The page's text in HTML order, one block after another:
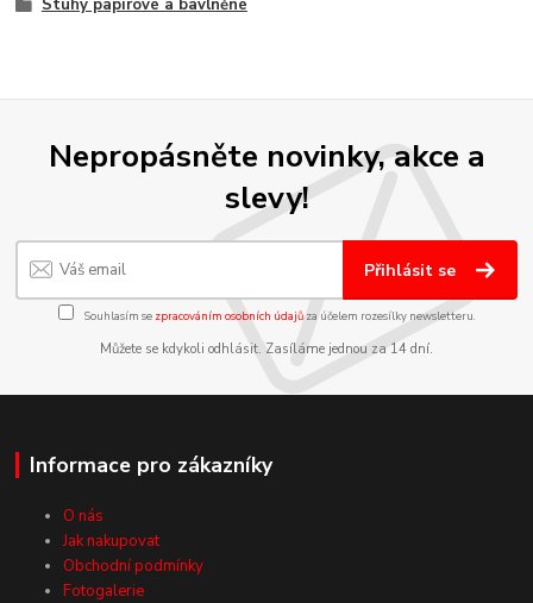
Stuhy papírové a bavlněné
Nepropásněte novinky, akce a
slevy!
Přihlásit se
Souhlasím se zpracováním osobních údajůza účelem rozesílky newsletteru.
Můžete se kdykoli odhlásit. Zasíláme jednou za 14 dní.
Informace pro zákazníky
O nás
Jak nakupovat
Obchodní podmínky
Fotogalerie